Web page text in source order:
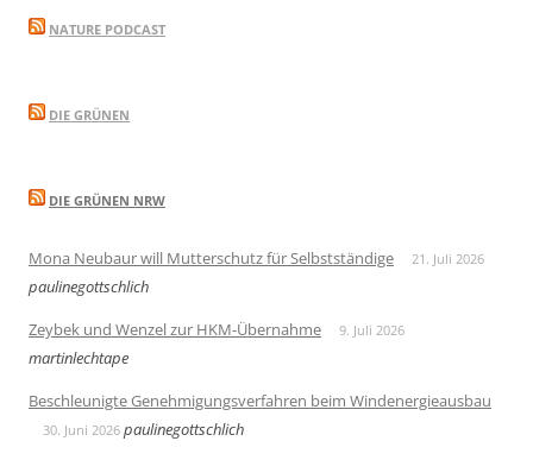
NATURE PODCAST
DIE GRÜNEN
DIE GRÜNEN NRW
Mona Neubaur will Mutterschutz für Selbstständige 21. Juli 2026
paulinegottschlich
Zeybek und Wenzel zur HKM-Übernahme
9. Juli 2026
martinlechtape
Beschleunigte Genehmigungsverfahren beim Windenergieausbau
30. Juni 2026 paulinegottschlich